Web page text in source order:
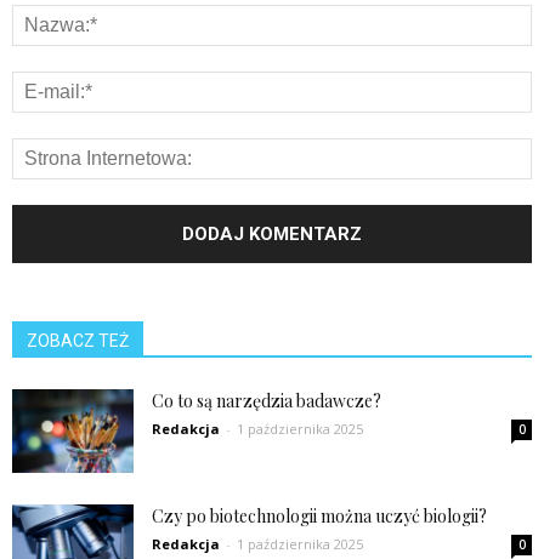
ZOBACZ TEŻ
Co to są narzędzia badawcze?
Redakcja - 1 października 2025 0
Czy po biotechnologii można uczyć biologii?
Redakcja - 1 października 2025 0